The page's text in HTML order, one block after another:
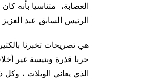
العصابة، متناسيا بأنه
الرئيس السابق عبد العزيز
هي تصريحات تخبرنا
حربا قذرة وبئيسة غير
الذي يعاني الويلات ،